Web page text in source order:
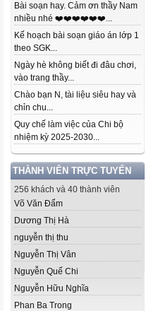
Bài soạn hay. Cảm ơn thầy Nam
nhiều nhé ❤️❤️❤️❤️❤️❤️...
Kế hoạch bài soạn giáo án lớp 1
theo SGK...
Ngày hè không biết đi đâu chơi,
vào trang thầy...
Chào bạn N, tài liệu siêu hay và
chỉn chu...
Quy chế làm việc của Chi bộ
nhiệm kỳ 2025-2030...
THÀNH VIÊN TRỰC TUYẾN
256 khách và 40 thành viên
Võ Văn Đẩm
Dương Thị Hà
nguyễn thị thu
Nguyễn Thị Vân
Nguyễn Quế Chi
Nguyễn Hữu Nghĩa
Phan Ba Trong